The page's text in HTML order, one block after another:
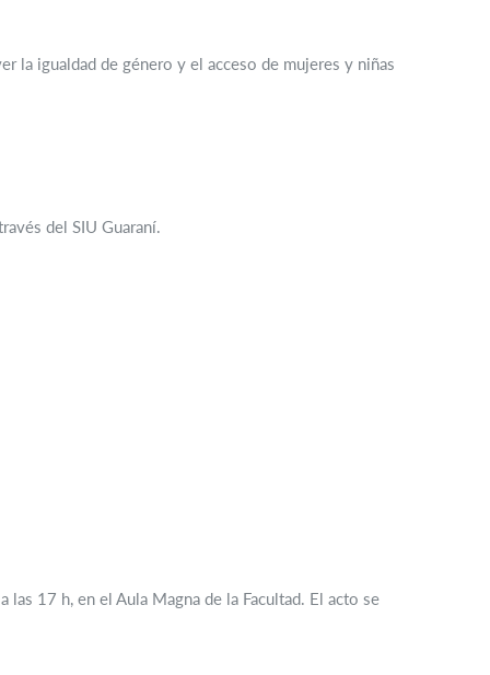
la igualdad de género y el acceso de mujeres y niñas
del SIU Guaraní.
17 h, en el Aula Magna de la Facultad. El acto se